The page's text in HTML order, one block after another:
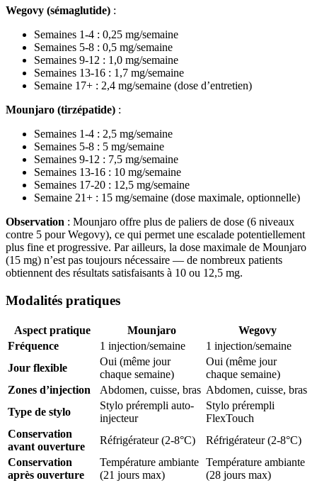
Wegovy (sémaglutide) :
Semaines 1-4 : 0,25 mg/semaine
Semaines 5-8 : 0,5 mg/semaine
Semaines 9-12 : 1,0 mg/semaine
Semaines 13-16 : 1,7 mg/semaine
Semaine 17+ : 2,4 mg/semaine (dose d’entretien)
Mounjaro (tirzépatide) :
Semaines 1-4 : 2,5 mg/semaine
Semaines 5-8 : 5 mg/semaine
Semaines 9-12 : 7,5 mg/semaine
Semaines 13-16 : 10 mg/semaine
Semaines 17-20 : 12,5 mg/semaine
Semaine 21+ : 15 mg/semaine (dose maximale, optionnelle)
Observation : Mounjaro offre plus de paliers de dose (6 niveaux
contre 5 pour Wegovy), ce qui permet une escalade potentiellement
plus fine et progressive. Par ailleurs, la dose maximale de Mounjaro
(15 mg) n’est pas toujours nécessaire — de nombreux patients
obtiennent des résultats satisfaisants à 10 ou 12,5 mg.
Modalités pratiques
Aspect pratique Mounjaro
Wegovy
Fréquence
1 injection/semaine
1 injection/semaine
Jour flexible
Oui (même jour
chaque semaine)
Oui (même jour
chaque semaine)
Zones d’injection
Abdomen, cuisse, bras Abdomen, cuisse, bras
Type de stylo
Stylo prérempli auto-
injecteur
Stylo prérempli
FlexTouch
Conservation
avant ouverture
Réfrigérateur (2-8°C)
Réfrigérateur (2-8°C)
Conservation
après ouverture
Température ambiante
(21 jours max)
Température ambiante
(28 jours max)